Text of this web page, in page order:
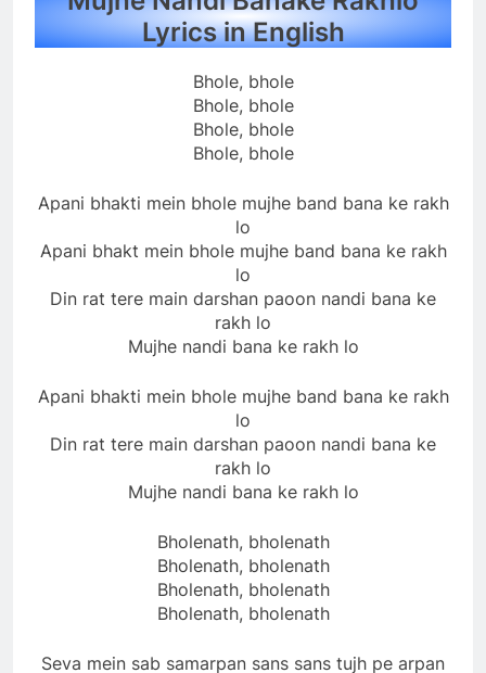
Lyrics in English
Bhole, bhole
Bhole, bhole
Bhole, bhole
Bhole, bhole
Apani bhakti mein bhole mujhe band bana ke rakh
lo
Apani bhakt mein bhole mujhe band bana ke rakh
lo
Din rat tere main darshan paoon nandi bana ke
rakh lo
Mujhe nandi bana ke rakh lo
Apani bhakti mein bhole mujhe band bana ke rakh
lo
Din rat tere main darshan paoon nandi bana ke
rakh lo
Mujhe nandi bana ke rakh lo
Bholenath, bholenath
Bholenath, bholenath
Bholenath, bholenath
Bholenath, bholenath
Seva mein sab samarpan sans sans tujh pe arpan